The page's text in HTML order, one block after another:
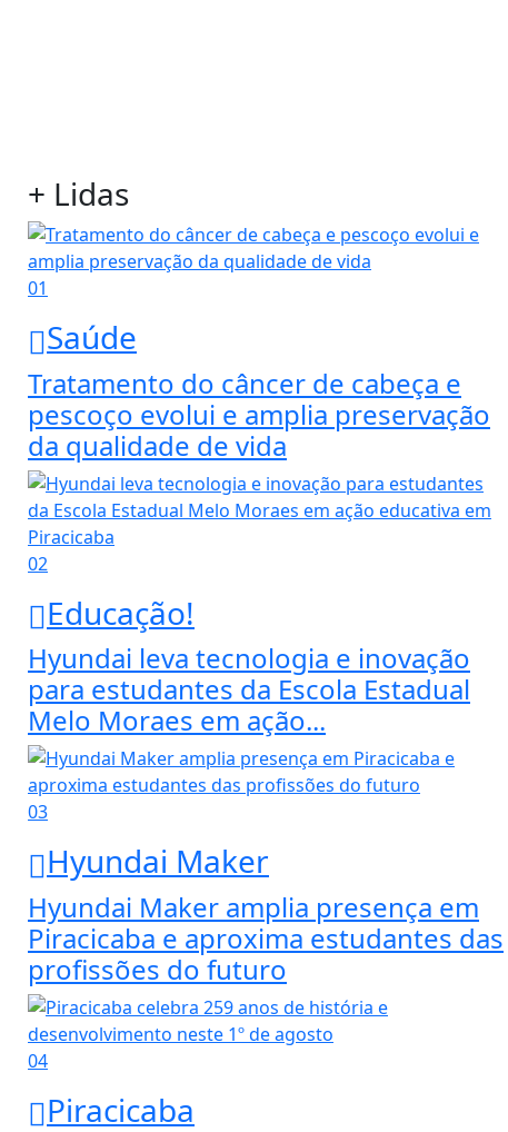
+ Lidas
01
Saúde
Tratamento do câncer de cabeça e
pescoço evolui e amplia preservação
da qualidade de vida
02
Educação!
Hyundai leva tecnologia e inovação
para estudantes da Escola Estadual
Melo Moraes em ação...
03
Hyundai Maker
Hyundai Maker amplia presença em
Piracicaba e aproxima estudantes das
profissões do futuro
04
Piracicaba